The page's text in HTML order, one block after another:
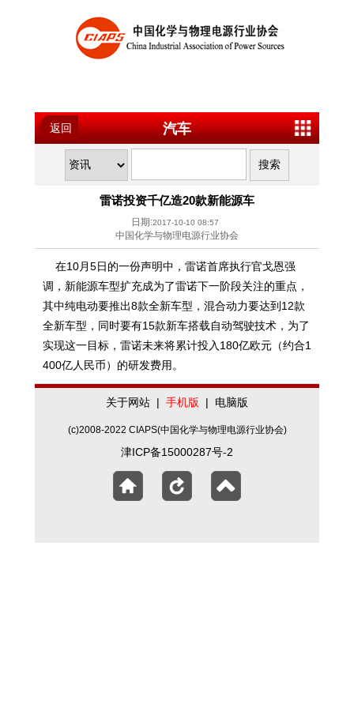
返回 汽车
雷诺投资千亿造20款新能源车
日期:2017-10-10 08:57
中国化学与物理电源行业协会
在10月5日的一份声明中，雷诺首席执行官戈恩强
调，新能源车型扩充成为了雷诺下一阶段关注的重点，
其中纯电动要推出8款全新车型，混合动力要达到12款
全新车型，同时要有15款新车搭载自动驾驶技术，为了
实现这一目标，雷诺未来将累计投入180亿欧元（约合1
400亿人民币）的研发费用。
关于网站 | 手机版 | 电脑版
(c)2008-2022 CIAPS(中国化学与物理电源行业协会)
津ICP备15000287号-2